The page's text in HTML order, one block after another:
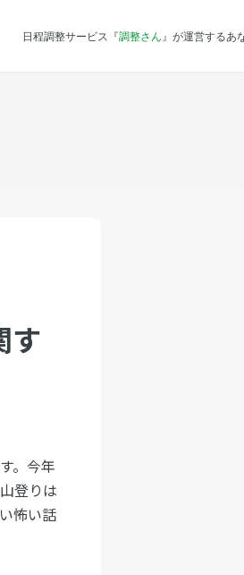
日程調整サービス『調整さん 』が運営するあ
す
。今年
登りは
怖い話